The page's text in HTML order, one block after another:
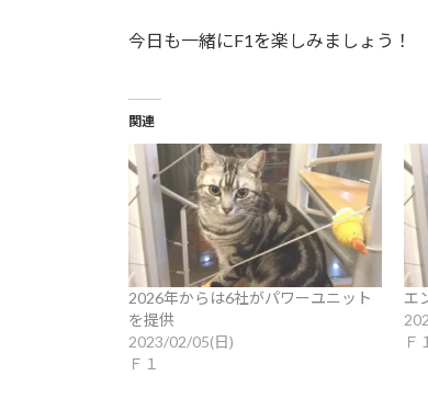
今日も一緒にF1を楽しみましょう！
関連
2026年からは6社がパワーユニット
を提供
2023/02/05(日)
Ｆ１
エ
Ｆ１